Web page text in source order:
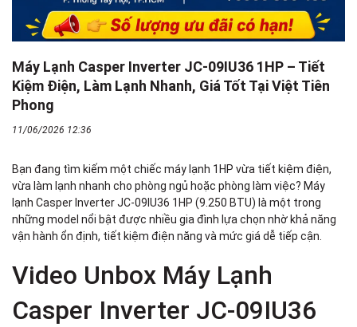
Máy Lạnh Casper Inverter JC-09IU36 1HP – Tiết
Kiệm Điện, Làm Lạnh Nhanh, Giá Tốt Tại Việt Tiên
Phong
11/06/2026 12:36
Bạn đang tìm kiếm một chiếc máy lạnh 1HP vừa tiết kiệm điện,
vừa làm lạnh nhanh cho phòng ngủ hoặc phòng làm việc? Máy
lạnh Casper Inverter JC-09IU36 1HP (9.250 BTU) là một trong
những model nổi bật được nhiều gia đình lựa chọn nhờ khả năng
vận hành ổn định, tiết kiệm điện năng và mức giá dễ tiếp cận.
Video Unbox Máy Lạnh
Casper Inverter JC-09IU36